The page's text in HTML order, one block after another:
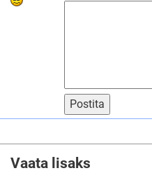
Postita
Vaata lisaks